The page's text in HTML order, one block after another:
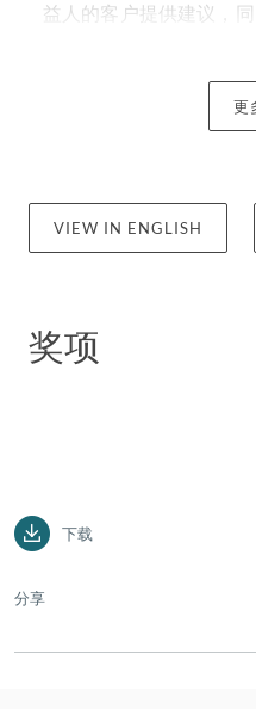
益人的客户提供建议，
税务合规咨询服务，包
免税地位，并为非营利
务。
更
VIEW IN ENGLISH
奖项
下载
分享